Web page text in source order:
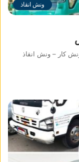
ونش انقاذ
كار – ونش انقاذ